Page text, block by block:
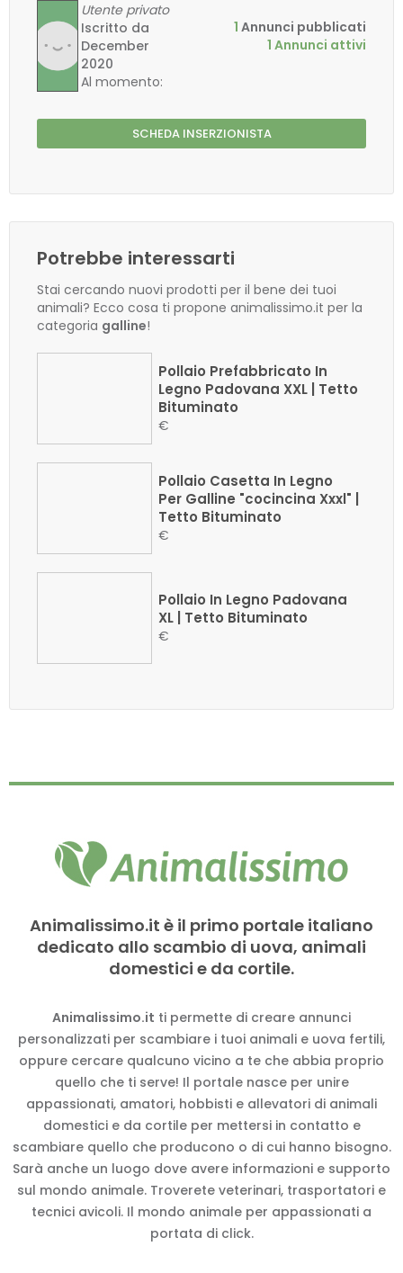
Utente privato
Iscritto da
December
2020
Al momento:
1 Annunci pubblicati
1 Annunci attivi
SCHEDA INSERZIONISTA
Potrebbe interessarti
Stai cercando nuovi prodotti per il bene dei tuoi
animali? Ecco cosa ti propone animalissimo.it per la
categoria galline!
Pollaio Prefabbricato In
Legno Padovana XXL | Tetto
Bituminato
€
Pollaio Casetta In Legno
Per Galline "cocincina Xxxl" |
Tetto Bituminato
€
Pollaio In Legno Padovana
XL | Tetto Bituminato
€
Animalissimo.it è il primo portale italiano
dedicato allo scambio di uova, animali
domestici e da cortile.
Animalissimo.it ti permette di creare annunci
personalizzati per scambiare i tuoi animali e uova fertili,
oppure cercare qualcuno vicino a te che abbia proprio
quello che ti serve! Il portale nasce per unire
appassionati, amatori, hobbisti e allevatori di animali
domestici e da cortile per mettersi in contatto e
scambiare quello che producono o di cui hanno bisogno.
Sarà anche un luogo dove avere informazioni e supporto
sul mondo animale. Troverete veterinari, trasportatori e
tecnici avicoli. Il mondo animale per appassionati a
portata di click.